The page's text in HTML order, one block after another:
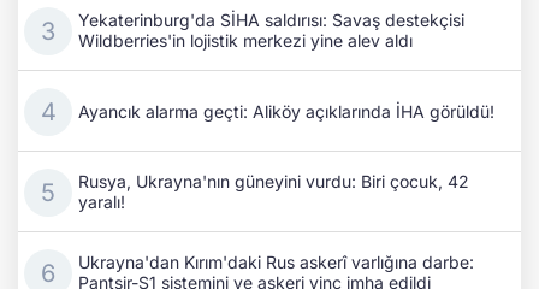
Yekaterinburg'da SİHA saldırısı: Savaş destekçisi
Wildberries'in lojistik merkezi yine alev aldı
Ayancık alarma geçti: Aliköy açıklarında İHA görüldü!
Rusya, Ukrayna'nın güneyini vurdu: Biri çocuk, 42
yaralı!
Ukrayna'dan Kırım'daki Rus askerî varlığına darbe:
Pantsir-S1 sistemini ve askeri vinç imha edildi